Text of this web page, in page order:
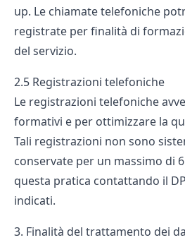
up. Le chiamate telefoniche
registrate per finalità di
del servizio.
2.5 Registrazioni telefoniche
Le registrazioni telefoniche
formativi e per ottimizzare la
Tali registrazioni non sono
conservate per un massimo di
questa pratica contattando il
indicati.
3. Finalità del trattamento dei